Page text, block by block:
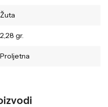
Žuta
2,28 gr.
Proljetna